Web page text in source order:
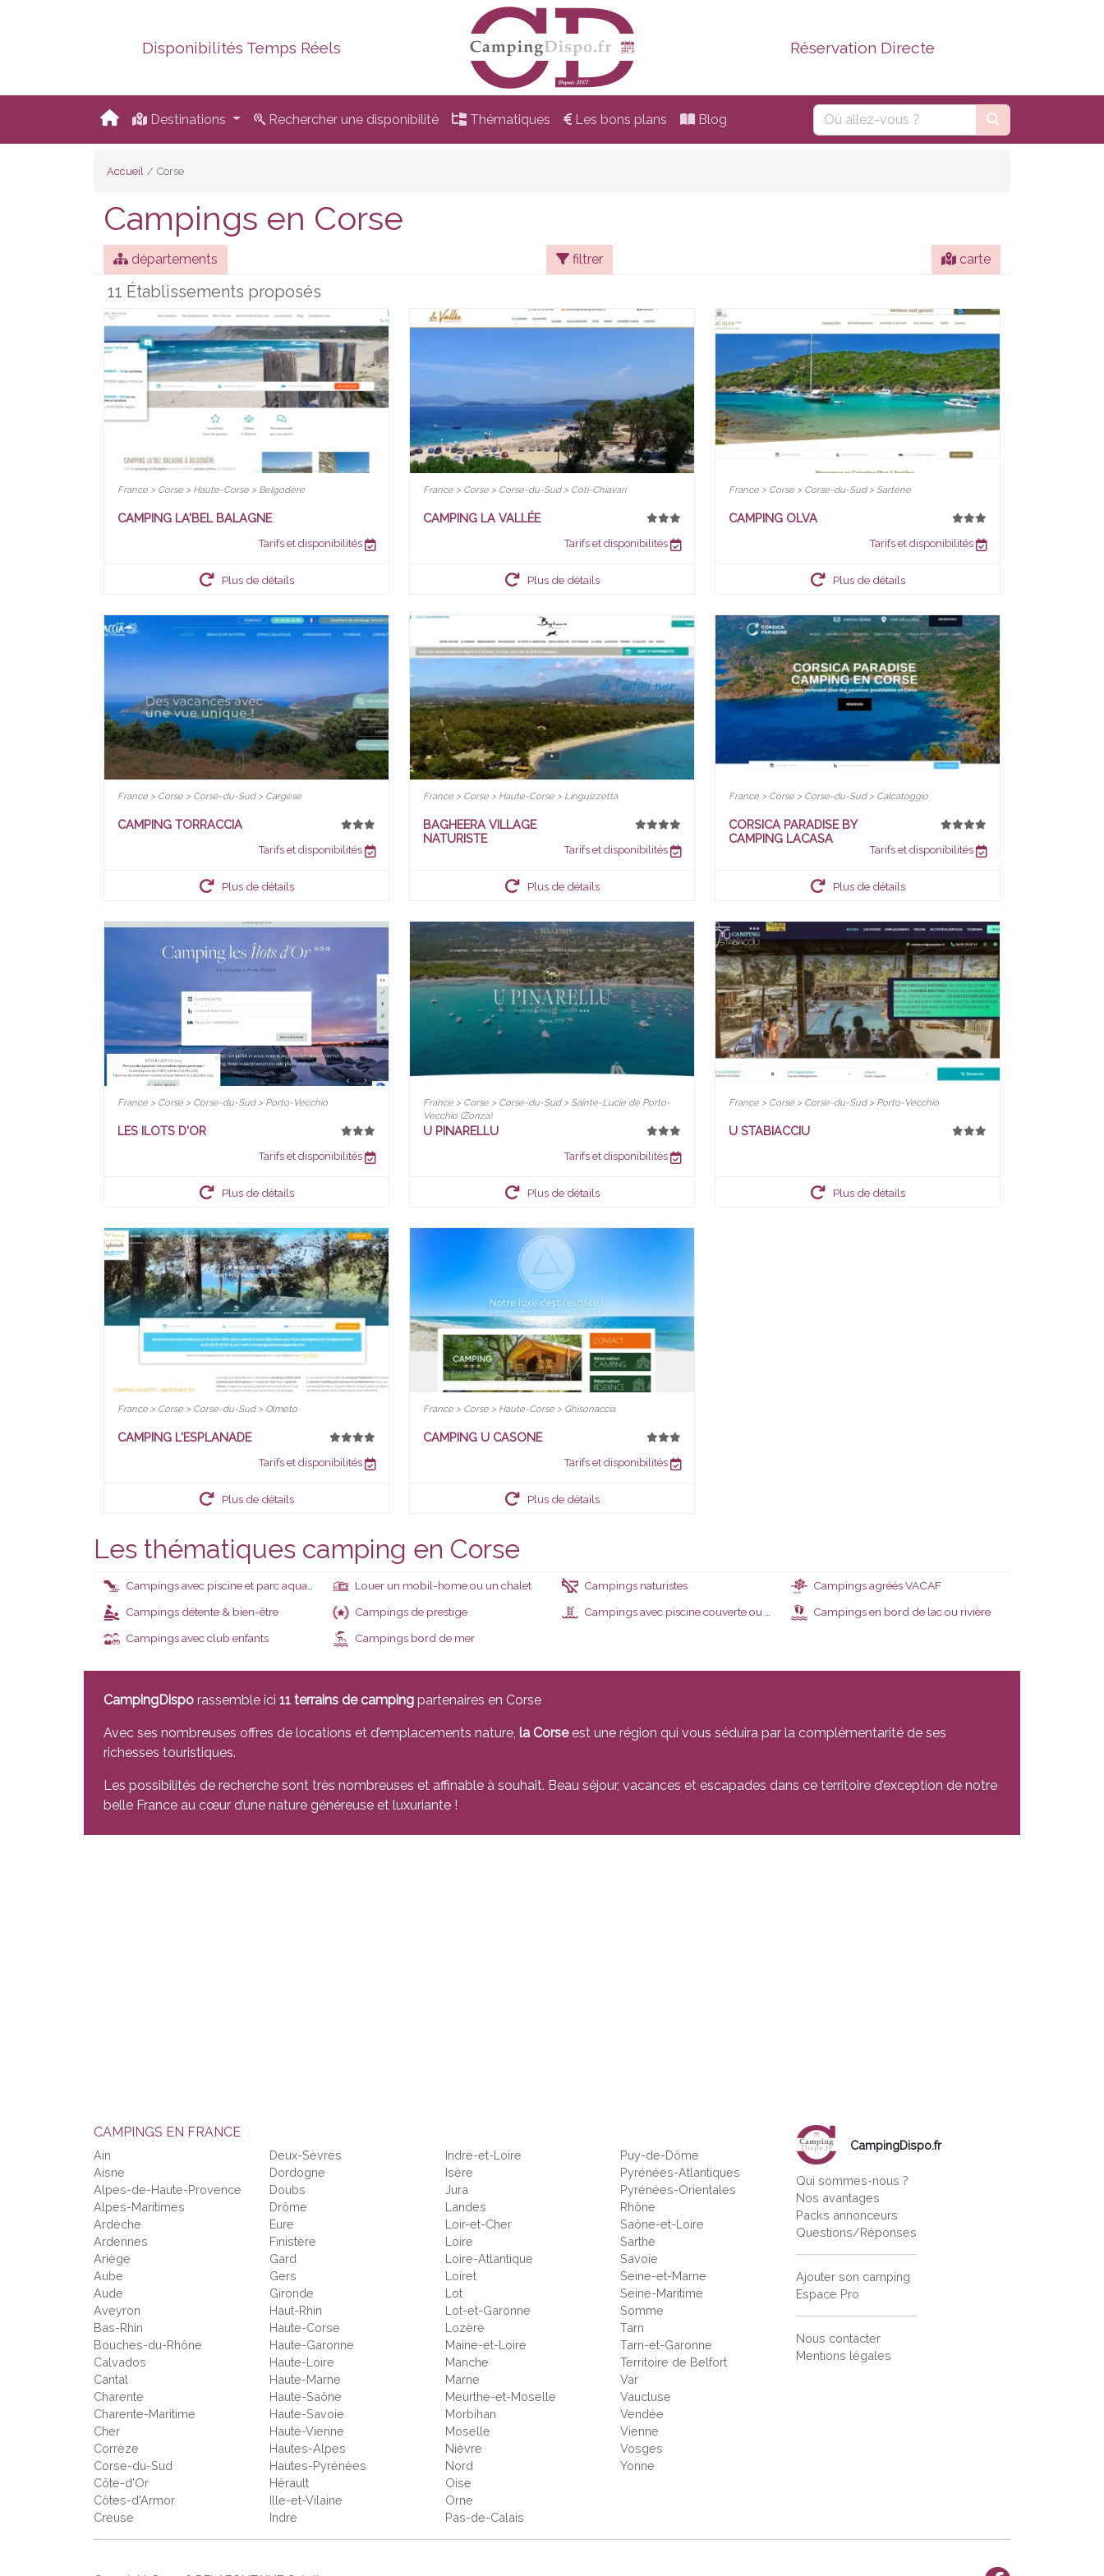
Disponibilités Temps Réels Réservation Directe
Destinations Rechercher une disponibilité Thématiques Les bons plans Blog
Accueil Corse
Campings en Corse
départements filtrer carte
11 Établissements proposés
France > Corse > Haute-Corse > Belgodère
CAMPING LA'BEL BALAGNE
Tarifs et disponibilités
Plus de détails
France > Corse > Corse-du-Sud > Coti-Chiavari
CAMPING LA VALLÉE
Tarifs et disponibilités
Plus de détails
France > Corse > Corse-du-Sud > Sartène
CAMPING OLVA
Tarifs et disponibilités
Plus de détails
France > Corse > Corse-du-Sud > Cargèse
CAMPING TORRACCIA
Tarifs et disponibilités
Plus de détails
France > Corse > Haute-Corse > Linguizzetta
BAGHEERA VILLAGE
NATURISTE
Tarifs et disponibilités
Plus de détails
France > Corse > Corse-du-Sud > Calcatoggio
CORSICA PARADISE BY
CAMPING LACASA
Tarifs et disponibilités
Plus de détails
France > Corse > Corse-du-Sud > Porto-Vecchio
LES ILOTS D'OR
Tarifs et disponibilités
Plus de détails
France > Corse > Corse-du-Sud > Sainte-Lucie de Porto-
Vecchio (Zonza)
U PINARELLU
Tarifs et disponibilités
Plus de détails
France > Corse > Corse-du-Sud > Porto-Vecchio
U STABIACCIU
Plus de détails
France > Corse > Corse-du-Sud > Olmeto
CAMPING L'ESPLANADE
Tarifs et disponibilités
Plus de détails
France > Corse > Haute-Corse > Ghisonaccia
CAMPING U CASONE
Tarifs et disponibilités
Plus de détails
Les thématiques camping en Corse
Campings avec piscine et parc aquatique Louer un mobil-home ou un chalet Campings naturistes
VACAF
Campings agréés VACAF
Campings détente & bien-être
Campings de prestige Campings avec piscine couverte ou chauffée
Campings en bord de lac ou rivière
Campings avec club enfants
Campings bord de mer
CampingDispo rassemble ici 11 terrains de camping partenaires en Corse
Avec ses nombreuses offres de locations et d’emplacements nature, la Corseest une région qui vous séduira par la complémentarité de ses
richesses touristiques.
Les possibilités de recherche sont très nombreuses et affinable à souhait. Beau séjour, vacances et escapades dans ce territoire d’exception de notre
belle France au cœur d’une nature généreuse et luxuriante !
CAMPINGS EN FRANCE
Ain
Aisne
Alpes-de-Haute-Provence
Alpes-Maritimes
Ardèche
Ardennes
Ariège
Aube
Aude
Aveyron
Bas-Rhin
Bouches-du-Rhône
Calvados
Cantal
Charente
Charente-Maritime
Cher
Corrèze
Corse-du-Sud
Côte-d'Or
Côtes-d'Armor
Creuse
Deux-Sèvres
Dordogne
Doubs
Drôme
Eure
Finistère
Gard
Gers
Gironde
Haut-Rhin
Haute-Corse
Haute-Garonne
Haute-Loire
Haute-Marne
Haute-Saône
Haute-Savoie
Haute-Vienne
Hautes-Alpes
Hautes-Pyrénées
Hérault
Ille-et-Vilaine
Indre
Indre-et-Loire
Isère
Jura
Landes
Loir-et-Cher
Loire
Loire-Atlantique
Loiret
Lot
Lot-et-Garonne
Lozère
Maine-et-Loire
Manche
Marne
Meurthe-et-Moselle
Morbihan
Moselle
Nièvre
Nord
Oise
Orne
Pas-de-Calais
Puy-de-Dôme
Pyrénées-Atlantiques
Pyrénées-Orientales
Rhône
Saône-et-Loire
Sarthe
Savoie
Seine-et-Marne
Seine-Maritime
Somme
Tarn
Tarn-et-Garonne
Territoire de Belfort
Var
Vaucluse
Vendée
Vienne
Vosges
Yonne
CampingDispo.fr
Qui sommes-nous ?
Nos avantages
Packs annonceurs
Questions/Réponses
Ajouter son camping
Espace Pro
Nous contacter
Mentions légales